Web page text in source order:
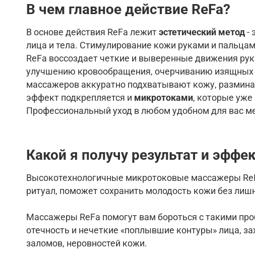
В чем главное действие ReFa?
В основе действия ReFa лежит эстетический метод -
лица и тела. Стимулирование кожи руками и
ReFa воссоздает четкие и выверенные движения
улучшению кровообращения, очерчиванию
массажеров аккуратно подхватывают кожу,
эффект подкрепляется и микротоками, которые уже
Профессиональный уход в любом удобном для вас
Какой я получу результат и
Высокотехнологичные микротоковые массажеры
ритуал, поможет сохранить молодость кожи без
Массажеры ReFa помогут вам бороться с такими
отечность и нечеткие «поплывшие контуры» лица,
заломов, неровностей кожи.